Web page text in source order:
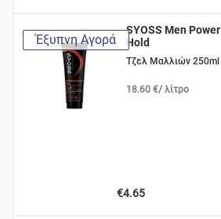
Έξυπνη Αγορά
SYOSS Men Power
Hold
Τζελ Μαλλιών 250ml
18.60 €/ λίτρο
€4.65